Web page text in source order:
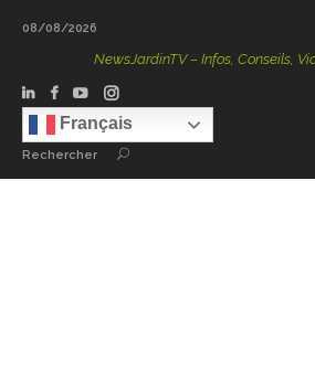
08/08/2026
NewsJardinTV – Infos, Conseils,
Français
Rechercher